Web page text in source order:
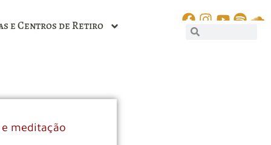
e Centros de Retiro
meditação